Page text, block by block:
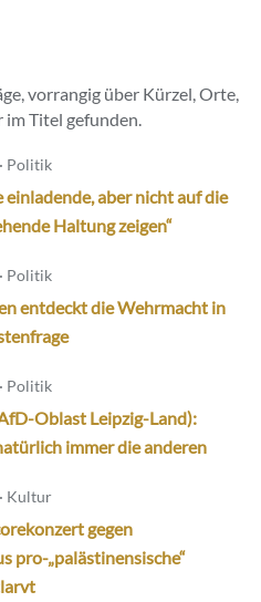
vorrangig über Kürzel, Orte,
im Titel gefunden.
Politik
einladende, aber nicht auf die
Haltung zeigen“
Politik
entdeckt die Wehrmacht in
Politik
Oblast Leipzig-Land):
immer die anderen
Kultur
gegen
pro-„palästinensische“